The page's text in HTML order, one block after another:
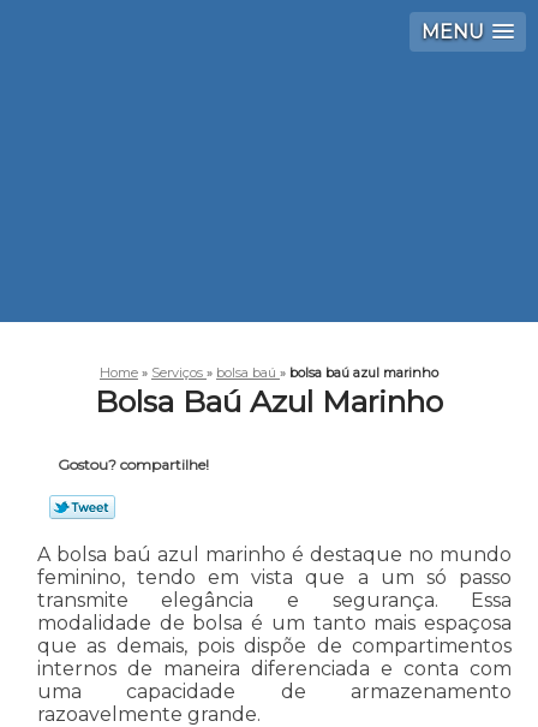
MENU
Home » Serviços » bolsa baú » bolsa baú azul marinho
Bolsa Baú Azul Marinho
Gostou? compartilhe!
A bolsa baú azul marinho é destaque no mundo
feminino, tendo em vista que a um só passo
transmite elegância e segurança. Essa
modalidade de bolsa é um tanto mais espaçosa
que as demais, pois dispõe de compartimentos
internos de maneira diferenciada e conta com
uma capacidade de armazenamento
razoavelmente grande.